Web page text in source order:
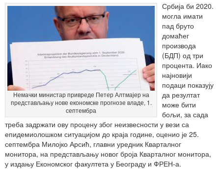
Немачки министар привреде Петер Алтмајер на
представљању нове економске прогнозе владе, 1.
септембра
Србија би 2020.
могла имати
пад бруто
домаћег
производа
(БДП) од три
процента. Иако
најновији
подаци показују
да резултат
може бити
бољи, за сада
треба задржати ову процену због неизвесности у вези са
епидемиолошком ситуацијом до краја године, оценио је 25.
септембра Милојко Арсић, главни уредник Кварталног
монитора, на представљању новог броја Кварталног монитора,
у издању Економског факултета у Београду и ФРЕН-а.